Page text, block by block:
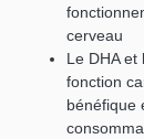
cerveau
Le DHA et
fonction
bénéfique